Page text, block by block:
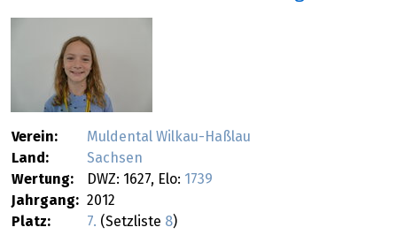
Verein:
Muldental Wilkau-Haßlau
Land:
Sachsen
Wertung:
DWZ: 1627, Elo: 1739
Jahrgang: 2012
Platz:
7. (Setzliste 8)